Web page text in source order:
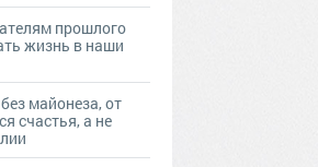
прошлого
жизнь в наши
майонеза, от
счастья, а не